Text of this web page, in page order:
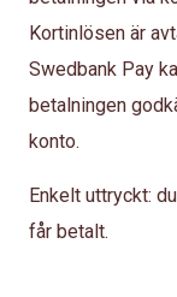
Kortinlösen är
Swedbank Pay
betalningen
konto.
Enkelt uttryckt:
får betalt.